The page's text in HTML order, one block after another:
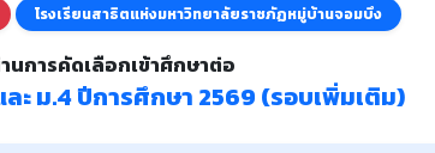
โรงเรียนสาธิตแห่งมหาวิทยาลัยราชภัฏหมู่บ้านจอมบึง
นการคัดเลือกเข้าศึกษาต่อ
ละ ม.4 ปีการศึกษา 2569 (รอบเพิ่มเติม)